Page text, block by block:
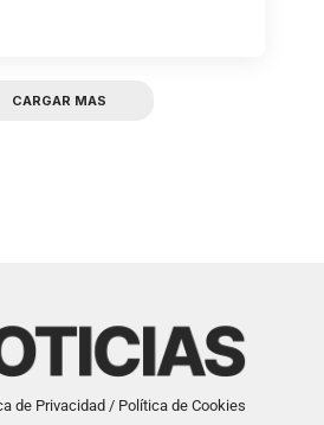
CARGAR MAS
de Privacidad / Política de Cookies